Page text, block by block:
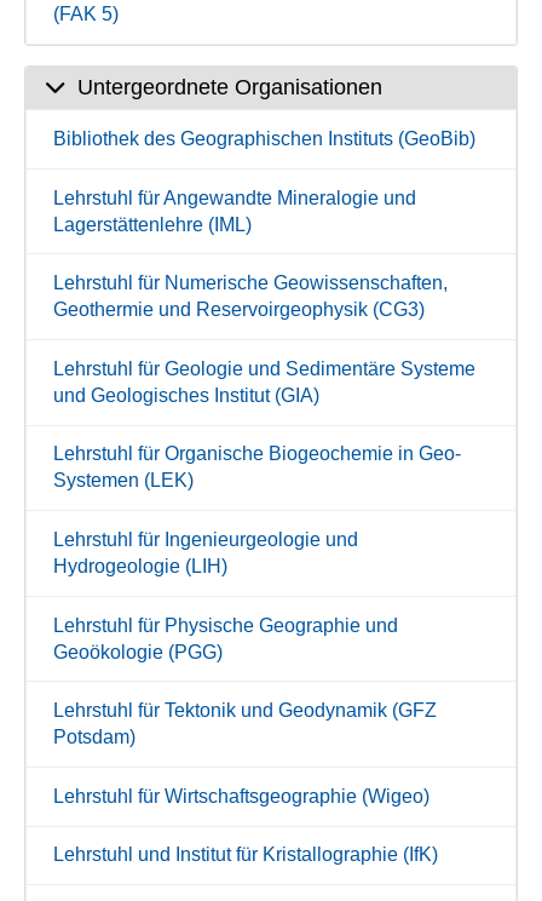
(FAK 5)
Untergeordnete Organisationen
Bibliothek des Geographischen Instituts (GeoBib)
Lehrstuhl für Angewandte Mineralogie und
Lagerstättenlehre (IML)
Lehrstuhl für Numerische Geowissenschaften,
Geothermie und Reservoirgeophysik (CG3)
Lehrstuhl für Geologie und Sedimentäre Systeme
und Geologisches Institut (GIA)
Lehrstuhl für Organische Biogeochemie in Geo-
Systemen (LEK)
Lehrstuhl für Ingenieurgeologie und
Hydrogeologie (LIH)
Lehrstuhl für Physische Geographie und
Geoökologie (PGG)
Lehrstuhl für Tektonik und Geodynamik (GFZ
Potsdam)
Lehrstuhl für Wirtschaftsgeographie (Wigeo)
Lehrstuhl und Institut für Kristallographie (IfK)